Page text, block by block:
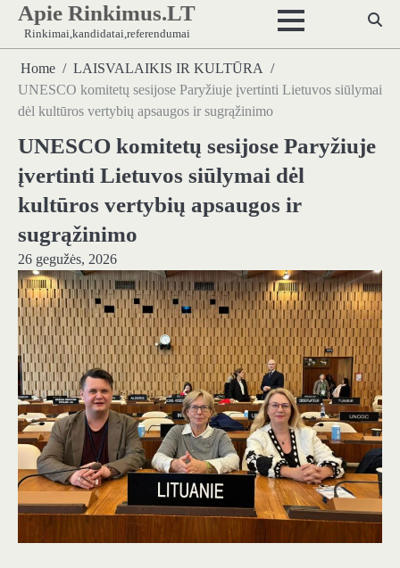
Skip
content
Apie Rinkimus.LT
Rinkimai,kandidatai,referendumai
Home
LAISVALAIKIS IR KULTŪRA
UNESCO komitetų sesijose Paryžiuje įvertinti Lietuvos siūlymai
dėl kultūros vertybių apsaugos ir sugrąžinimo
UNESCO komitetų sesijose Paryžiuje
įvertinti Lietuvos siūlymai dėl
kultūros vertybių apsaugos ir
sugrąžinimo
26 gegužės, 2026